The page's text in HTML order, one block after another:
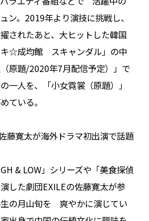
ン。2019年より演技に挑戦し、
されたあと、大ヒットした韓国
キ☆成均館 スキャンダル」の中
原題/2020年7月配信予定）」で
一人を、「小女霓裳（原題）」
ている。
藤寛太が海外ドラマ初出演で話題
& LOW」シリーズや「美食探偵
した劇団EXILEの佐藤寛太が参
の月山旬を 爽やかに演じてい